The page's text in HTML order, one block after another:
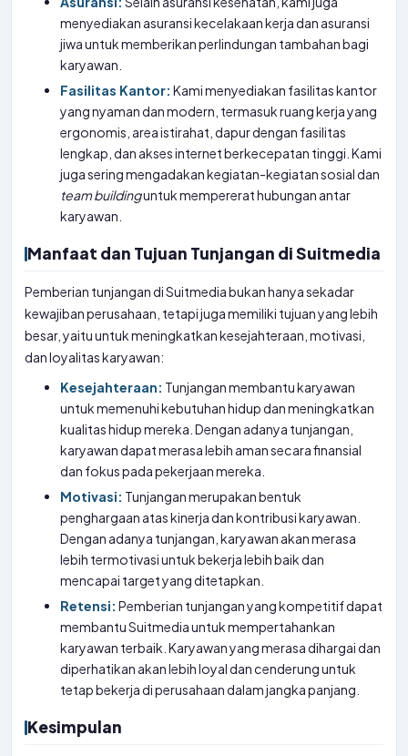
menyediakan asuransi kecelakaan kerja dan asuransi
jiwa untuk memberikan perlindungan tambahan bagi
karyawan.
Fasilitas Kantor: Kami menyediakan fasilitas kantor
yang nyaman dan modern, termasuk ruang kerja yang
ergonomis, area istirahat, dapur dengan fasilitas
lengkap, dan akses internet berkecepatan tinggi. Kami
juga sering mengadakan kegiatan-kegiatan sosial dan
team buildinguntuk mempererat hubungan antar
karyawan.
Manfaat dan Tujuan Tunjangan di Suitmedia
Pemberian tunjangan di Suitmedia bukan hanya sekadar
kewajiban perusahaan, tetapi juga memiliki tujuan yang lebih
besar, yaitu untuk meningkatkan kesejahteraan, motivasi,
dan loyalitas karyawan:
Kesejahteraan: Tunjangan membantu karyawan
untuk memenuhi kebutuhan hidup dan meningkatkan
kualitas hidup mereka. Dengan adanya tunjangan,
karyawan dapat merasa lebih aman secara finansial
dan fokus pada pekerjaan mereka.
Motivasi: Tunjangan merupakan bentuk
penghargaan atas kinerja dan kontribusi karyawan.
Dengan adanya tunjangan, karyawan akan merasa
lebih termotivasi untuk bekerja lebih baik dan
mencapai target yang ditetapkan.
Retensi: Pemberian tunjangan yang kompetitif dapat
membantu Suitmedia untuk mempertahankan
karyawan terbaik. Karyawan yang merasa dihargai dan
diperhatikan akan lebih loyal dan cenderung untuk
tetap bekerja di perusahaan dalam jangka panjang.
Kesimpulan